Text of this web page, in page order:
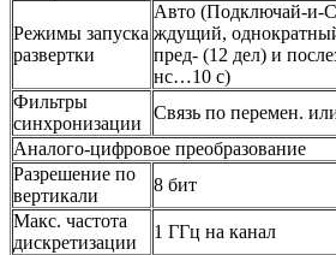
Режимы запуска
развертки
Авто (Подключай-и-
ждущий,
пред- (12 дел) и
нс…10 с)
Фильтры
синхронизации
Связь по перемен.
Аналого-цифровое преобразование
Разрешение по
вертикали
8 бит
Макс. частота
дискретизации
1 ГГц на канал